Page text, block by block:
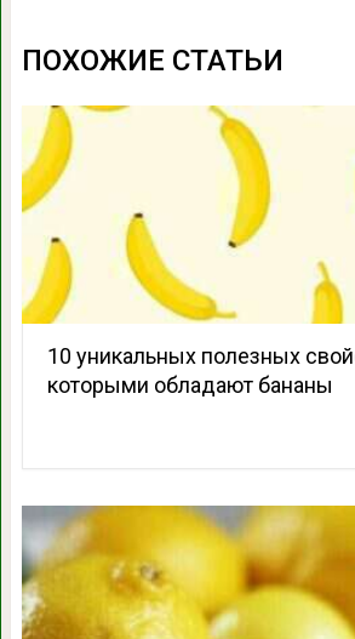
ПОХОЖИЕ СТАТЬИ
10 уникальных полезных
которыми обладают бананы